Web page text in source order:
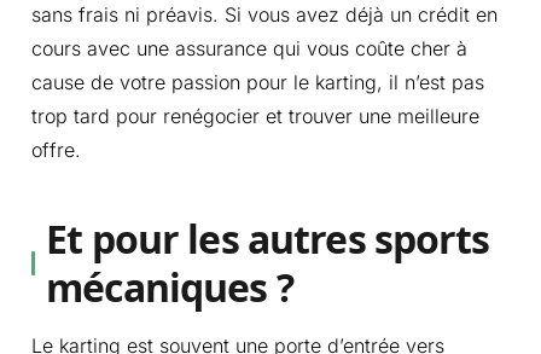
sans frais ni préavis. Si vous avez déjà un crédit en
cours avec une assurance qui vous coûte cher à
cause de votre passion pour le karting, il n’est pas
trop tard pour renégocier et trouver une meilleure
offre.
Et pour les autres sports
mécaniques ?
Le karting est souvent une porte d’entrée vers